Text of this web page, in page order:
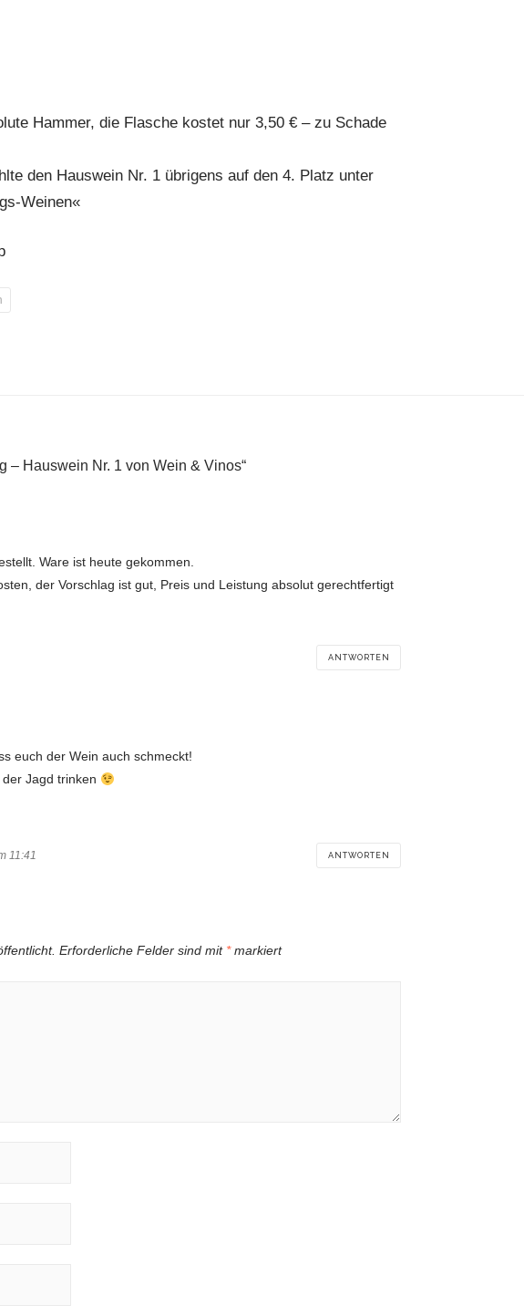
Hammer, die Flasche kostet nur 3,50 € – zu Schade
den Hauswein Nr. 1 übrigens auf den 4. Platz unter
Weinen«
– Hauswein Nr. 1 von Wein & Vinos“
Ware ist heute gekommen.
der Vorschlag ist gut, Preis und Leistung absolut gerechtfertigt
ANTWORTEN
euch der Wein auch schmeckt!
Jagd trinken
11:41 ANTWORTEN
Erforderliche Felder sind mit *markiert